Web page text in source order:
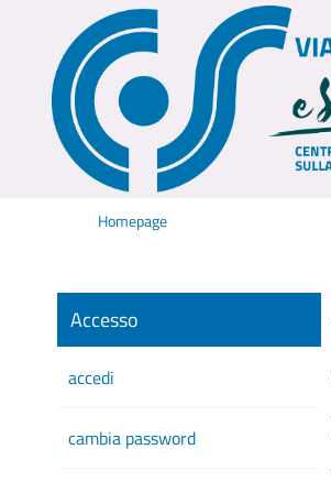
Homepage
Accesso
accedi
cambia password